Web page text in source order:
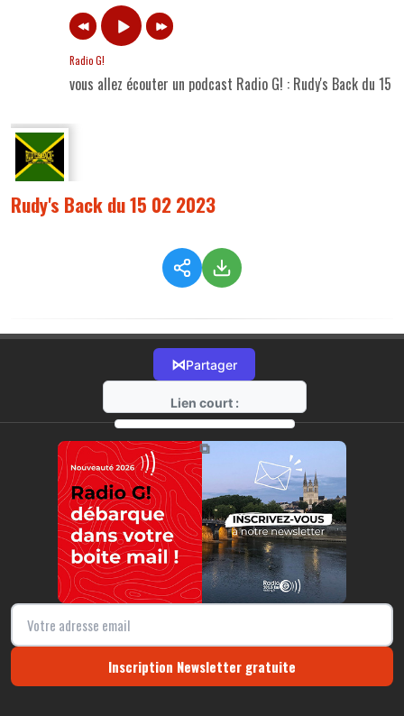
Radio G!
vous allez écouter un podcast Radio G! : Rudy's Back du 15
Rudy's Back du 15 02 2023
⋈Partager
Lien court :
https://radio-g.fr?10853
⧉
Inscription Newsletter gratuite